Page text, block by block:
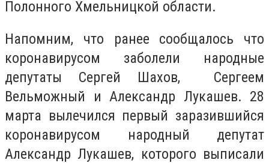
Полонного Хмельницкой области.
Напомним, что ранее сообщалось что
коронавирусом заболели народные
депутаты Сергей Шахов, Сергеем
Вельможный и Александр Лукашев. 28
марта вылечился первый заразившийся
коронавирусом народный депутат
Александр Лукашев, которого выписали